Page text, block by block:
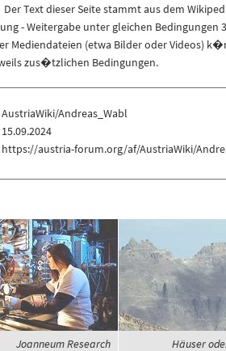
Der Text dieser Seite stammt aus dem
- Weitergabe unter gleichen Bedingungen
Mediendateien (etwa Bilder oder Videos)
zus�tzlichen Bedingungen.
AustriaWiki/Andreas_Wabl
15.09.2024
https://austria-forum.org/af/AustriaWiki/
Joanneum Research Häuser